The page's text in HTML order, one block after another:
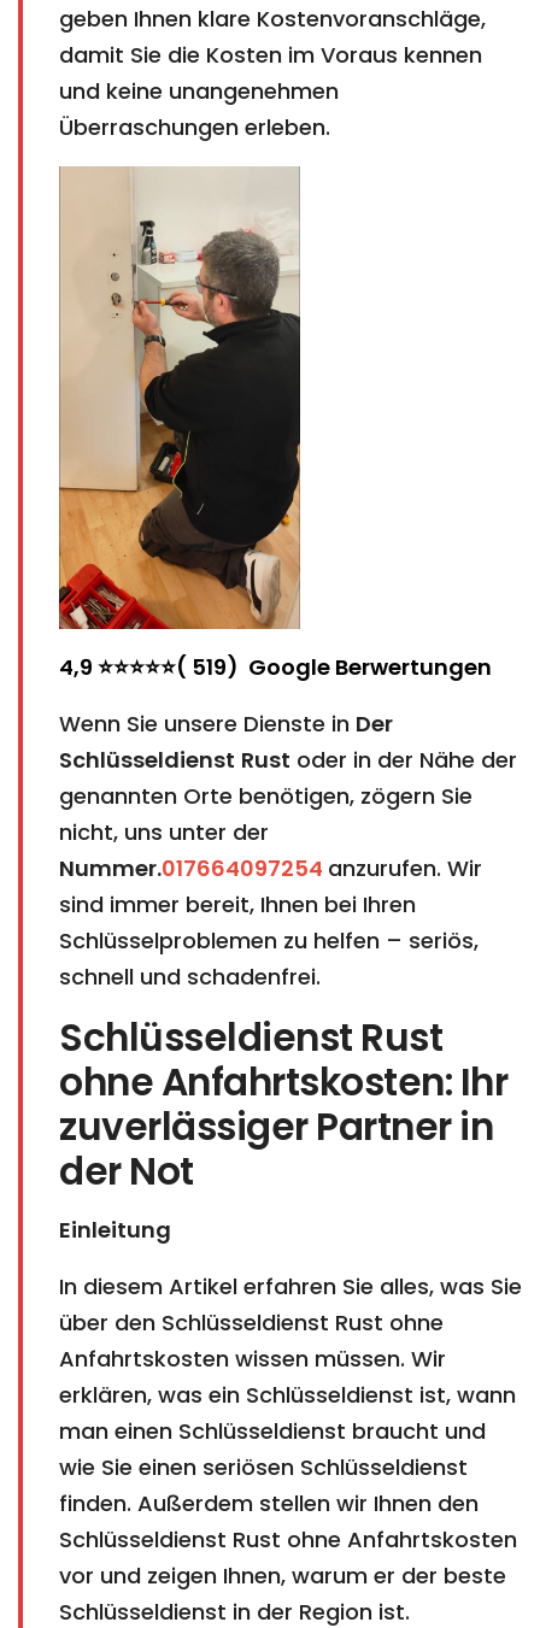
geben Ihnen klare Kostenvoranschläge,
damit Sie die Kosten im Voraus kennen
und keine unangenehmen
Überraschungen erleben.
4,9 ⭐⭐⭐⭐⭐( 519) Google Berwertungen
Wenn Sie unsere Dienste in Der
Schlüsseldienst Rust oder in der Nähe der
genannten Orte benötigen, zögern Sie
nicht, uns unter der
Nummer.017664097254 anzurufen. Wir
sind immer bereit, Ihnen bei Ihren
Schlüsselproblemen zu helfen – seriös,
schnell und schadenfrei.
Schlüsseldienst Rust
ohne Anfahrtskosten: Ihr
zuverlässiger Partner in
der Not
Einleitung
In diesem Artikel erfahren Sie alles, was Sie
über den Schlüsseldienst Rust ohne
Anfahrtskosten wissen müssen. Wir
erklären, was ein Schlüsseldienst ist, wann
man einen Schlüsseldienst braucht und
wie Sie einen seriösen Schlüsseldienst
finden. Außerdem stellen wir Ihnen den
Schlüsseldienst Rust ohne Anfahrtskosten
vor und zeigen Ihnen, warum er der beste
Schlüsseldienst in der Region ist.